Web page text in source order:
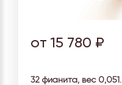
от 15 780 ₽
32 фианита, вес 0,051.